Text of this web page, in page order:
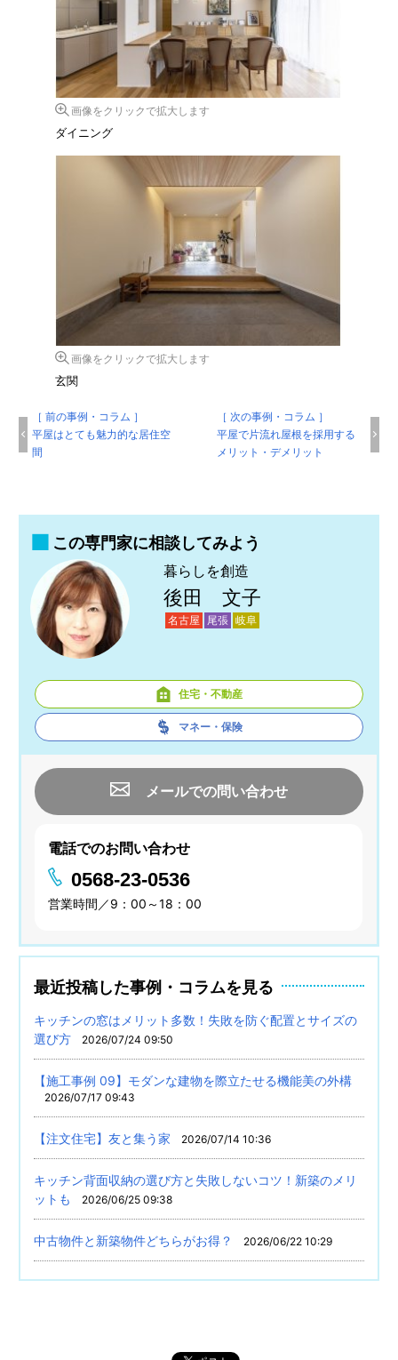
画像をクリックで拡大します
ダイニング
画像をクリックで拡大します
玄関
［ 前の事例・コラム ］
平屋はとても魅力的な居住空
間
［ 次の事例・コラム ］
平屋で片流れ屋根を採用する
メリット・デメリット
この専門家に相談してみよう
暮らしを創造
後田 文子
名古屋 尾張 岐阜
住宅・不動産
マネー・保険
メールでの問い合わせ
電話でのお問い合わせ
0568-23-0536
営業時間／9：00～18：00
最近投稿した事例・コラムを見る
キッチンの窓はメリット多数！失敗を防ぐ配置とサイズの
選び方
2026/07/24 09:50
【施工事例 09】モダンな建物を際立たせる機能美の外構
2026/07/17 09:43
【注文住宅】友と集う家 2026/07/14 10:36
キッチン背面収納の選び方と失敗しないコツ！新築のメリ
ットも
2026/06/25 09:38
中古物件と新築物件どちらがお得？ 2026/06/22 10:29